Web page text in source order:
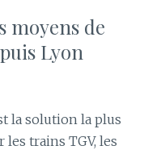
moyens de
Lyon
la solution la plus
trains TGV, les